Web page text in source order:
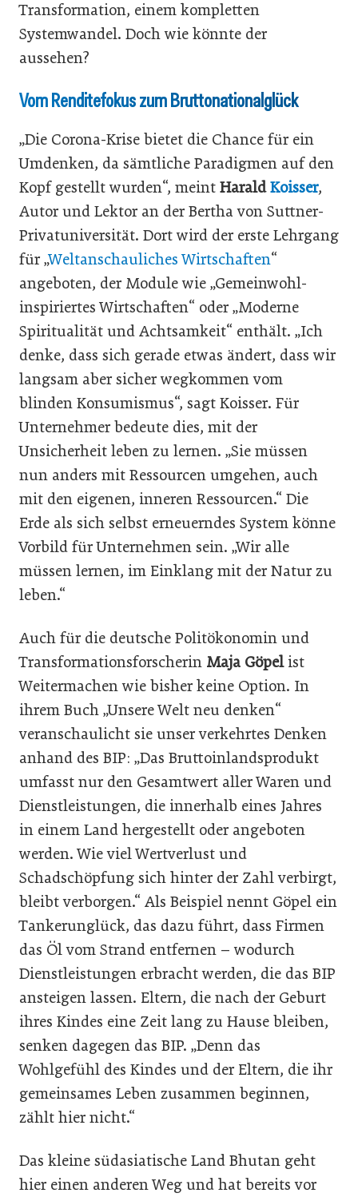
Transformation, einem kompletten
Systemwandel. Doch wie könnte der
aussehen?
Vom Renditefokus zum Bruttonationalglück
„Die Corona-Krise bietet die Chance für ein
Umdenken, da sämtliche Paradigmen auf den
Kopf gestellt wurden“, meint HaraldKoisser,
Autor und Lektor an der Bertha von Suttner-
Privatuniversität. Dort wird der erste Lehrgang
für „Welt­anschauliches Wirtschaften“
angeboten, der Module wie ­„Gemeinwohl-
inspiriertes Wirtschaften“ oder „Moderne
Spiritualität und Achtsamkeit“ enthält. „Ich
denke, dass sich gerade etwas ändert, dass wir
langsam aber sicher wegkommen vom
blinden Konsumismus“, sagt Koisser. Für
Unternehmer bedeute dies, mit der
Unsicherheit leben zu lernen. „Sie müssen
nun anders mit Ressourcen umgehen, auch
mit den eigenen, inneren Ressourcen.“ Die
Erde als sich selbst erneuerndes System könne
Vorbild für Unternehmen sein. „Wir alle
müssen lernen, im Einklang mit der Natur zu
­leben.“
Auch für die deutsche Politökonomin und
Transformationsforscherin Maja Göpelist
Weitermachen wie bisher keine Option. In
ihrem Buch „Unsere Welt neu denken“
veranschaulicht sie unser verkehrtes Denken
anhand des BIP: „Das Brutto­inlandsprodukt
umfasst nur den Gesamtwert aller Waren und
Dienstleistungen, die innerhalb eines Jahres
in einem Land hergestellt oder angeboten
werden. Wie viel Wertverlust und
Schadschöpfung sich hinter der Zahl verbirgt,
bleibt verborgen.“ Als Beispiel nennt Göpel ein
Tankerunglück, das dazu führt, dass Firmen
das Öl vom Strand entfernen – wodurch
Dienstleistungen erbracht werden, die das BIP
ansteigen lassen. Eltern, die nach der Geburt
ihres Kindes eine Zeit lang zu Hause bleiben,
senken dagegen das BIP. „Denn das
Wohlgefühl des Kindes und der Eltern, die ihr
gemeinsames Leben zusammen beginnen,
zählt hier nicht.“
Das kleine südasiatische Land Bhutan geht
hier einen ­anderen Weg und hat bereits vor